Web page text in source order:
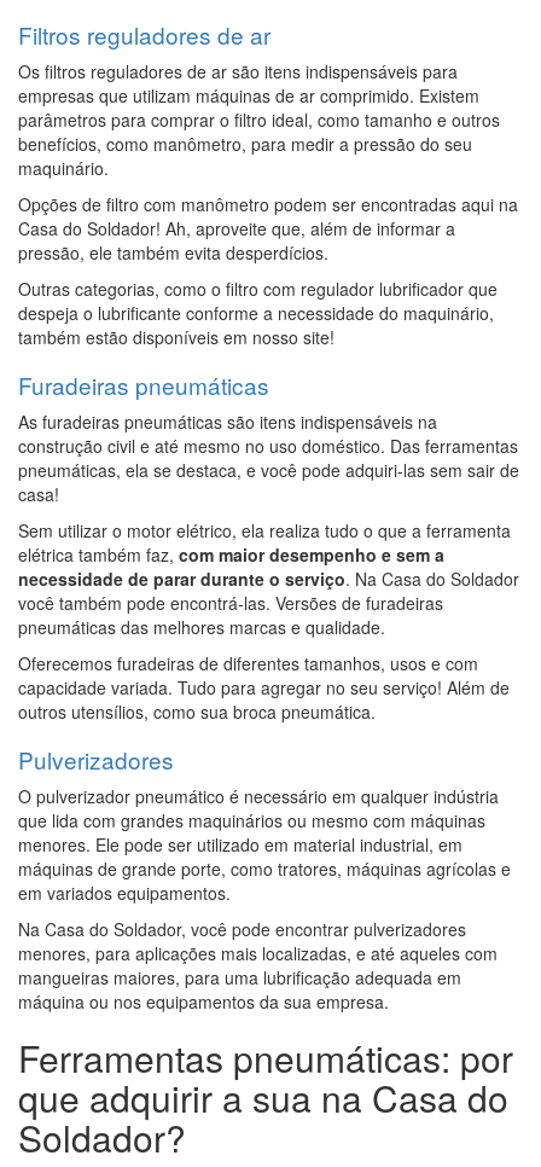
Filtros reguladores de ar
Os filtros reguladores de ar são itens indispensáveis para
empresas que utilizam máquinas de ar comprimido. Existem
parâmetros para comprar o filtro ideal, como tamanho e outros
benefícios, como manômetro, para medir a pressão do seu
maquinário.
Opções de filtro com manômetro podem ser encontradas aqui na
Casa do Soldador! Ah, aproveite que, além de informar a
pressão, ele também evita desperdícios.
Outras categorias, como o filtro com regulador lubrificador que
despeja o lubrificante conforme a necessidade do maquinário,
também estão disponíveis em nosso site!
Furadeiras pneumáticas
As furadeiras pneumáticas são itens indispensáveis na
construção civil e até mesmo no uso doméstico. Das ferramentas
pneumáticas, ela se destaca, e você pode adquiri-las sem sair de
casa!
Sem utilizar o motor elétrico, ela realiza tudo o que a ferramenta
elétrica também faz, com maior desempenho e sem a
necessidade de parar durante o serviço. Na Casa do Soldador
você também pode encontrá-las. Versões de furadeiras
pneumáticas das melhores marcas e qualidade.
Oferecemos furadeiras de diferentes tamanhos, usos e com
capacidade variada. Tudo para agregar no seu serviço! Além de
outros utensílios, como sua broca pneumática.
Pulverizadores
O pulverizador pneumático é necessário em qualquer indústria
que lida com grandes maquinários ou mesmo com máquinas
menores. Ele pode ser utilizado em material industrial, em
máquinas de grande porte, como tratores, máquinas agrícolas e
em variados equipamentos.
Na Casa do Soldador, você pode encontrar pulverizadores
menores, para aplicações mais localizadas, e até aqueles com
mangueiras maiores, para uma lubrificação adequada em
máquina ou nos equipamentos da sua empresa.
Ferramentas pneumáticas: por
que adquirir a sua na Casa do
Soldador?